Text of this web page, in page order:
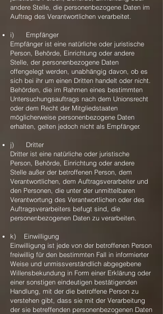
andere Stelle, die personenbezogene Daten im
Auftrag des Verantwortlichen verarbeitet.
i) Empfänger
Empfänger ist eine natürliche oder juristische
Person, Behörde, Einrichtung oder andere
Stelle, der personenbezogene Daten
offengelegt werden, unabhängig davon, ob es
sich bei ihr um einen Dritten handelt oder nicht.
Behörden, die im Rahmen eines bestimmten
Untersuchungsauftrags nach dem Unionsrecht
oder dem Recht der Mitgliedstaaten
möglicherweise personenbezogene Daten
erhalten, gelten jedoch nicht als Empfänger.
j) Dritter
Dritter ist eine natürliche oder juristische
Person, Behörde, Einrichtung oder andere
Stelle außer der betroffenen Person, dem
Verantwortlichen, dem Auftragsverarbeiter und
den Personen, die unter der unmittelbaren
Verantwortung des Verantwortlichen oder des
Auftragsverarbeiters befugt sind, die
personenbezogenen Daten zu verarbeiten.
k) Einwilligung
Einwilligung ist jede von der betroffenen Person
freiwillig für den bestimmten Fall in informierter
Weise und unmissverständlich abgegebene
Willensbekundung in Form einer Erklärung oder
einer sonstigen eindeutigen bestätigenden
Handlung, mit der die betroffene Person zu
verstehen gibt, dass sie mit der Verarbeitung
der sie betreffenden personenbezogenen Daten